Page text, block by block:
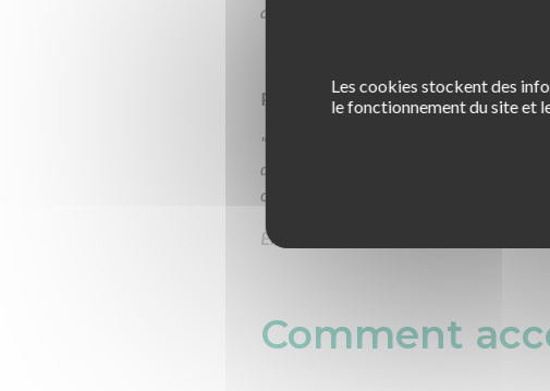
a plus que le RDV préalable d'obligatoire
Pourquoi et comment choisir un
" Depuis le 1er janvier 2016, vous devez,
de la consommation en vue de la
consommation.
En savoir plus
Comment
Les cookies stockent des
le fonctionnement du site et